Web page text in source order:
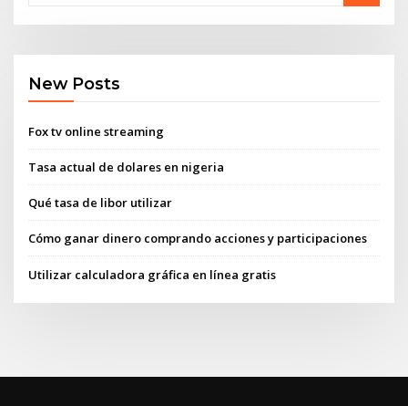
New Posts
Fox tv online streaming
Tasa actual de dolares en nigeria
Qué tasa de libor utilizar
Cómo ganar dinero comprando acciones y participaciones
Utilizar calculadora gráfica en línea gratis